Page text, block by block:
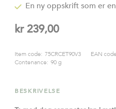
En ny oppskrift som er
kr 239,00
Item code: 75CRCET90V3 EAN
Contenance: 90 g
BESKRIVELSE